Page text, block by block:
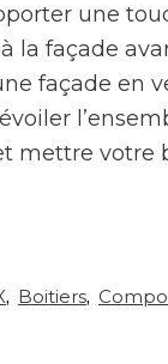
une
à la façade
façade en
mettre votre
, Boitiers,